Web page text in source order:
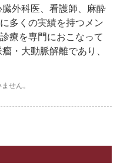
部大動脈瘤
脈解離
外科医、看護師、麻酔
多くの実績を持つメン
療を専門におこなって
・大動脈解離であり、
せん。